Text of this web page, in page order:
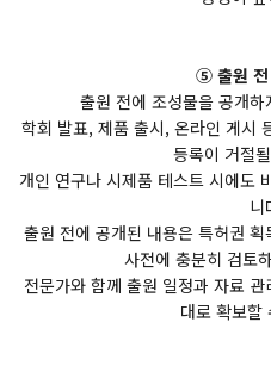
⑤ 출원 전
출원 전에 조성물을 공개
학회 발표, 제품 출시, 온라인 게시
등록이 거절
개인 연구나 시제품 테스트 시에도
니
출원 전에 공개된 내용은 특허권
사전에 충분히 검토
전문가와 함께 출원 일정과 자료
대로 확보할